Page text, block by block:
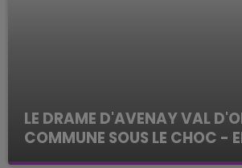
LE DRAME D'AVENAY VAL
COMMUNE SOUS LE CHOC -
ENQUETES